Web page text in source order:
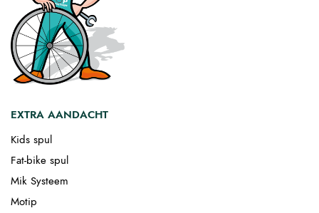
EXTRA AANDACHT
Kids spul
Fat-bike spul
Mik Systeem
Motip